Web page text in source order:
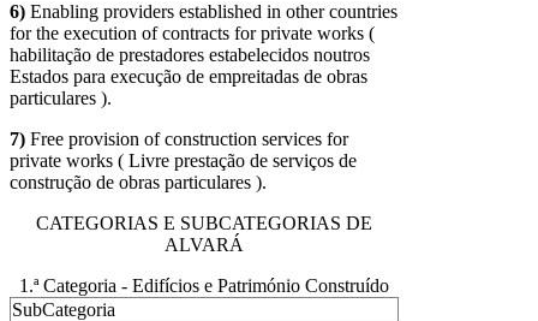
6) Enabling providers established in other countries
for the execution of contracts for private works (
habilitação de prestadores estabelecidos noutros
Estados para execução de empreitadas de obras
particulares ).
7) Free provision of construction services for
private works ( Livre prestação de serviços de
construção de obras particulares ).
CATEGORIAS E SUBCATEGORIAS DE
ALVARÁ
1.ª Categoria - Edifícios e Património Construído
SubCategoria